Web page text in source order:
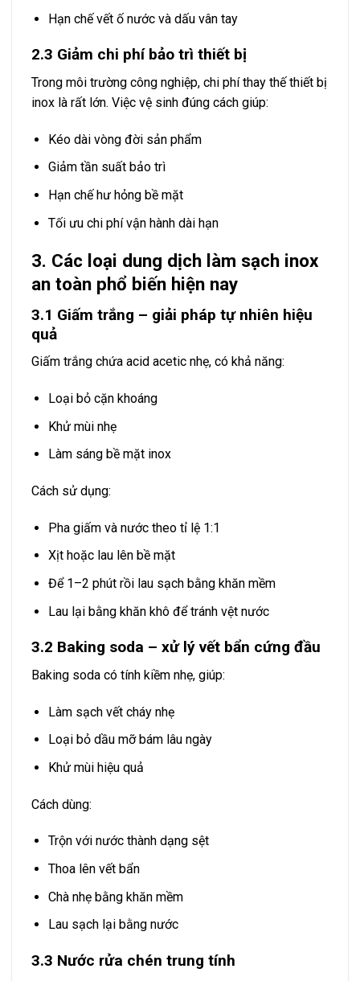
Hạn chế vết ố nước và dấu vân tay
2.3 Giảm chi phí bảo trì thiết bị
Trong môi trường công nghiệp, chi phí thay thế thiết bị
inox là rất lớn. Việc vệ sinh đúng cách giúp:
Kéo dài vòng đời sản phẩm
Giảm tần suất bảo trì
Hạn chế hư hỏng bề mặt
Tối ưu chi phí vận hành dài hạn
3. Các loại dung dịch làm sạch inox
an toàn phổ biến hiện nay
3.1 Giấm trắng – giải pháp tự nhiên hiệu
quả
Giấm trắng chứa acid acetic nhẹ, có khả năng:
Loại bỏ cặn khoáng
Khử mùi nhẹ
Làm sáng bề mặt inox
Cách sử dụng:
Pha giấm và nước theo tỉ lệ 1:1
Xịt hoặc lau lên bề mặt
Để 1–2 phút rồi lau sạch bằng khăn mềm
Lau lại bằng khăn khô để tránh vệt nước
3.2 Baking soda – xử lý vết bẩn cứng đầu
Baking soda có tính kiềm nhẹ, giúp:
Làm sạch vết cháy nhẹ
Loại bỏ dầu mỡ bám lâu ngày
Khử mùi hiệu quả
Cách dùng:
Trộn với nước thành dạng sệt
Thoa lên vết bẩn
Chà nhẹ bằng khăn mềm
Lau sạch lại bằng nước
3.3 Nước rửa chén trung tính